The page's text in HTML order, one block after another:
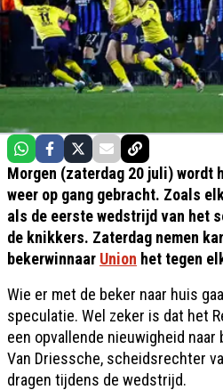
Morgen (zaterdag 20 juli) wordt
weer op gang gebracht. Zoals
als de eerste wedstrijd van het
de knikkers. Zaterdag nemen
bekerwinnaar Union het tegen
Wie er met de beker naar huis
speculatie. Wel zeker is dat het
een opvallende nieuwigheid naar
Van Driessche, scheidsrechter
dragen tijdens de wedstrijd.